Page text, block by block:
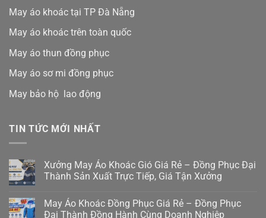
May áo khoác tại TP Đà Nẵng
May áo khoác trên toàn quốc
May áo thun đồng phục
May áo sơ mi đồng phục
May bảo hộ lao động
TIN TỨC MỚI NHẤT
Xưởng May Áo Khoác Gió Giá Rẻ – Đồng Phục Đại
Thành Sản Xuất Trực Tiếp, Giá Tận Xưởng
May Áo Khoác Đồng Phục Giá Rẻ – Đồng Phục
Đại Thành Đồng Hành Cùng Doanh Nghiệp